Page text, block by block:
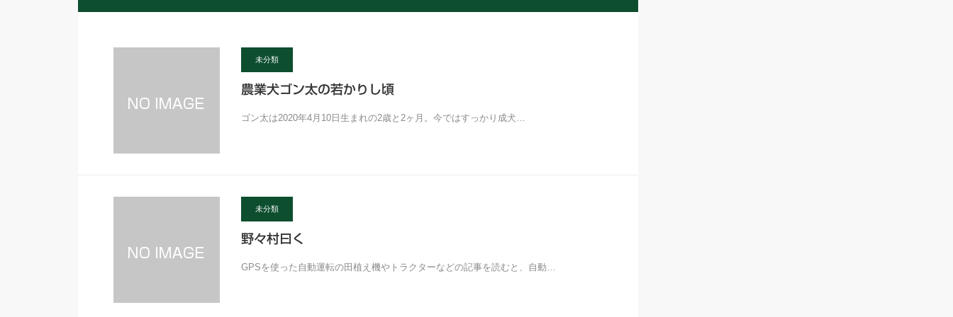
未分類
農業犬ゴン太の若かりし頃
ゴン太は2020年4月10日生まれの2歳と2ヶ月。今ではすっかり成犬…
未分類
野々村曰く
GPSを使った自動運転の田植え機やトラクターなどの記事を読むと、自動…